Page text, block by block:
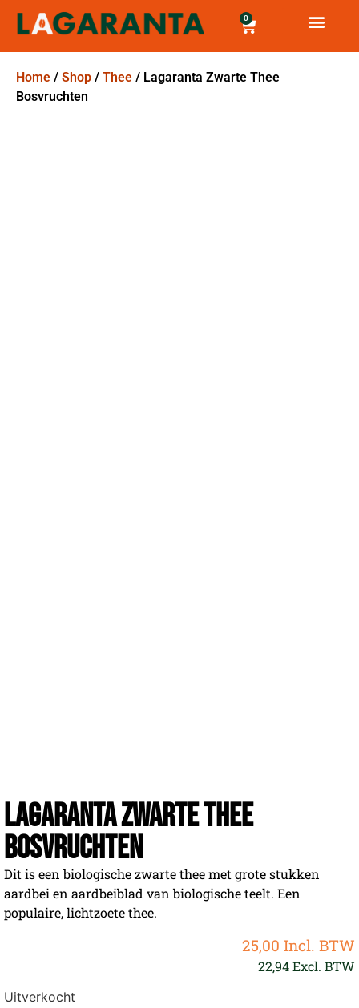
0
Home / Shop / Thee / Lagaranta Zwarte Thee
Bosvruchten
Lagaranta Zwarte Thee
Bosvruchten
Dit is een biologische zwarte thee met grote stukken
aardbei en aardbeiblad van biologische teelt. Een
populaire, lichtzoete thee.
25,00 Incl. BTW
22,94Excl. BTW
Uitverkocht